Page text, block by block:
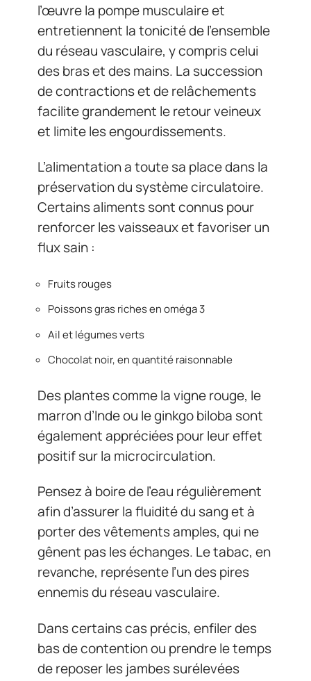
l’œuvre la pompe musculaire et
entretiennent la tonicité de l’ensemble
du réseau vasculaire, y compris celui
des bras et des mains. La succession
de contractions et de relâchements
facilite grandement le retour veineux
et limite les engourdissements.
L’alimentation a toute sa place dans la
préservation du système circulatoire.
Certains aliments sont connus pour
renforcer les vaisseaux et favoriser un
flux sain :
Fruits rouges
Poissons gras riches en oméga 3
Ail et légumes verts
Chocolat noir, en quantité raisonnable
Des plantes comme la vigne rouge, le
marron d’Inde ou le ginkgo biloba sont
également appréciées pour leur effet
positif sur la microcirculation.
Pensez à boire de l’eau régulièrement
afin d’assurer la fluidité du sang et à
porter des vêtements amples, qui ne
gênent pas les échanges. Le tabac, en
revanche, représente l’un des pires
ennemis du réseau vasculaire.
Dans certains cas précis, enfiler des
bas de contention ou prendre le temps
de reposer les jambes surélevées